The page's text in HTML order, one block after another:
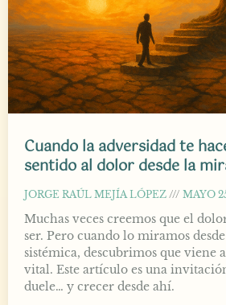
Cuando la adversidad te
sentido al dolor desde la
JORGE RAÚL MEJÍA LÓPEZ MAYO
Muchas veces creemos que el
ser. Pero cuando lo miramos
sistémica, descubrimos que viene
vital. Este artículo es una
duele… y crecer desde ahí.